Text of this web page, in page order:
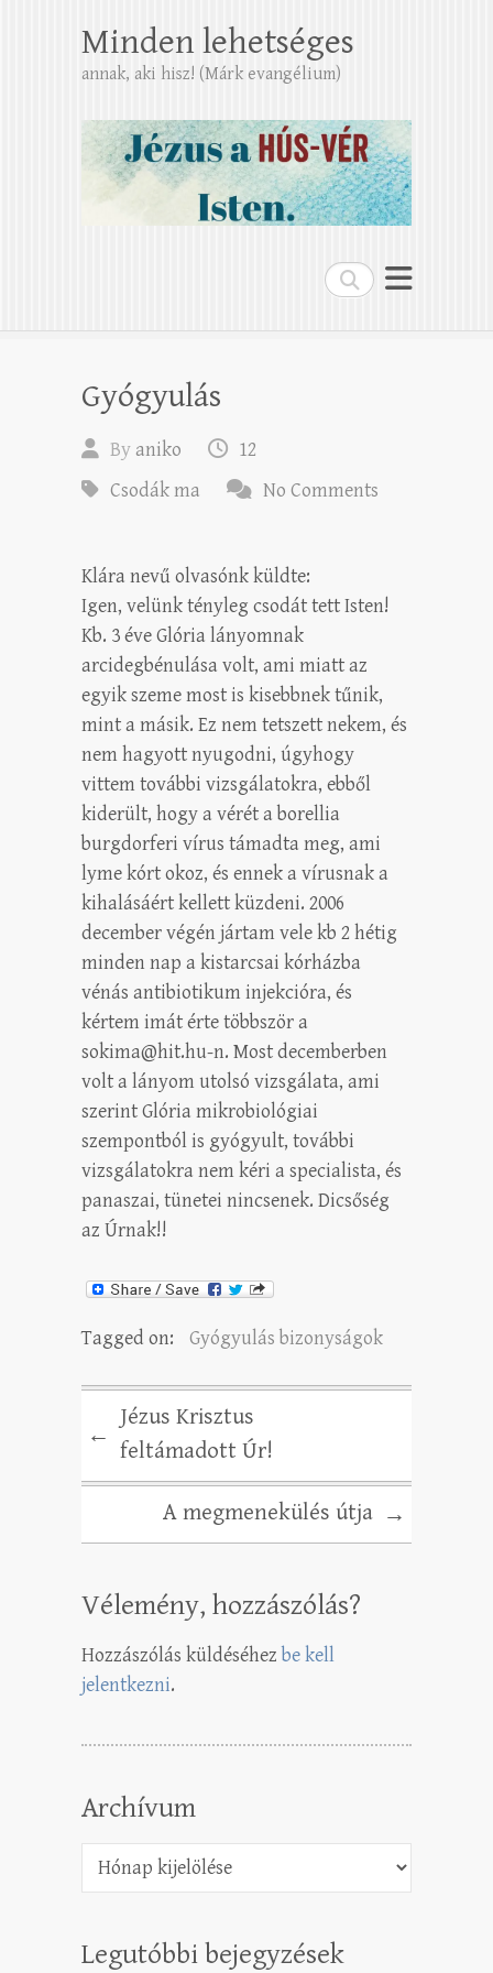
Search
Minden lehetséges
annak, aki hisz! (Márk evangélium)
Gyógyulás
By aniko
12
Csodák ma
No Comments
Klára nevű olvasónk küldte:
Igen, velünk tényleg csodát tett Isten!
Kb. 3 éve Glória lányomnak
arcidegbénulása volt, ami miatt az
egyik szeme most is kisebbnek tűnik,
mint a másik. Ez nem tetszett nekem, és
nem hagyott nyugodni, úgyhogy
vittem további vizsgálatokra, ebből
kiderült, hogy a vérét a borellia
burgdorferi vírus támadta meg, ami
lyme kórt okoz, és ennek a vírusnak a
kihalásáért kellett küzdeni. 2006
december végén jártam vele kb 2 hétig
minden nap a kistarcsai kórházba
vénás antibiotikum injekcióra, és
kértem imát érte többször a
sokima@hit.hu-n. Most decemberben
volt a lányom utolsó vizsgálata, ami
szerint Glória mikrobiológiai
szempontból is gyógyult, további
vizsgálatokra nem kéri a specialista, és
panaszai, tünetei nincsenek. Dicsőség
az Úrnak!!
Tagged on: Gyógyulás bizonyságok
←
Jézus Krisztus
feltámadott Úr!
A megmenekülés útja →
Vélemény, hozzászólás?
Hozzászólás küldéséhezbe kell
jelentkezni.
Archívum
Legutóbbi bejegyzések